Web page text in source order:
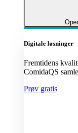
Digitale løsninger
Fremtidens
ComidaQS
Prøv gratis